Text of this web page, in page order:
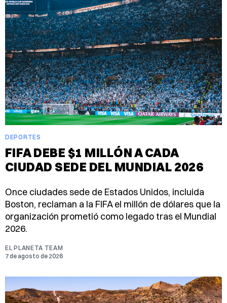
DEPORTES
FIFA DEBE $1 MILLÓN A CADA
CIUDAD SEDE DEL MUNDIAL 2026
Once ciudades sede de Estados Unidos, incluida
Boston, reclaman a la FIFA el millón de dólares que la
organización prometió como legado tras el Mundial
2026.
EL PLANETA TEAM
7 de agosto de 2026